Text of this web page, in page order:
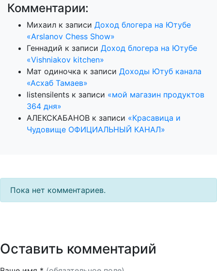
Комментарии:
Михаил к записи Доход блогера на Ютубе
«Arslanov Chess Show»
Геннадий к записи Доход блогера на Ютубе
«Vishniakov kitchen»
Мат одиночка к записи Доходы Ютуб канала
«Асхаб Тамаев»
listensilents к записи «мой магазин продуктов
364 дня»
АЛЕКСКАБАНОВ к записи «Красавица и
Чудовище ОФИЦИАЛЬНЫЙ КАНАЛ»
Пока нет комментариев.
Оставить комментарий